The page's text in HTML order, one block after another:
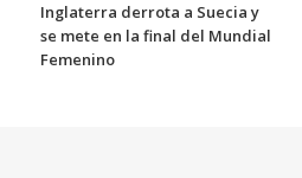
Inglaterra derrota a Suecia y
se mete en la final del Mundial
Femenino